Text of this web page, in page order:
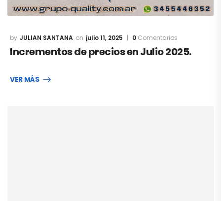
JULIAN SANTANA julio 11, 2025 0 Comentarios
Incrementos de precios en Julio 2025.
VER MÁS